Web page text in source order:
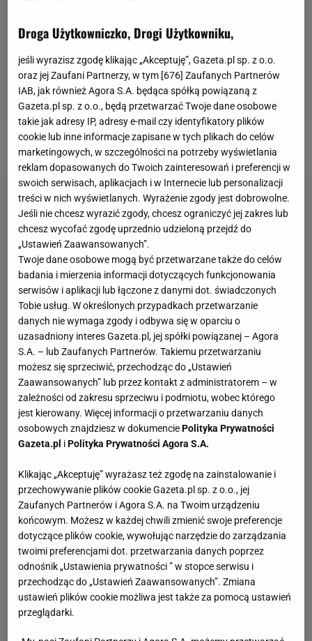
Czy Lech Poznań to kandydat na mistrza Polski?
Droga Użytkowniczko, Drogi Użytkowniku,
jeśli wyrazisz zgodę klikając „Akceptuję”, Gazeta.pl sp. z o.o.
oraz jej Zaufani Partnerzy, w tym [676] Zaufanych Partnerów
IAB, jak również Agora S.A. będąca spółką powiązaną z
Gazeta.pl sp. z o.o., będą przetwarzać Twoje dane osobowe
takie jak adresy IP, adresy e-mail czy identyfikatory plików
cookie lub inne informacje zapisane w tych plikach do celów
marketingowych, w szczególności na potrzeby wyświetlania
reklam dopasowanych do Twoich zainteresowań i preferencji w
swoich serwisach, aplikacjach i w Internecie lub personalizacji
treści w nich wyświetlanych. Wyrażenie zgody jest dobrowolne.
Jeśli nie chcesz wyrazić zgody, chcesz ograniczyć jej zakres lub
chcesz wycofać zgodę uprzednio udzieloną przejdź do
„Ustawień Zaawansowanych”.
Twoje dane osobowe mogą być przetwarzane także do celów
badania i mierzenia informacji dotyczących funkcjonowania
serwisów i aplikacji lub łączone z danymi dot. świadczonych
Tobie usług. W określonych przypadkach przetwarzanie
danych nie wymaga zgody i odbywa się w oparciu o
uzasadniony interes Gazeta.pl, jej spółki powiązanej – Agora
S.A. – lub Zaufanych Partnerów. Takiemu przetwarzaniu
możesz się sprzeciwić, przechodząc do „Ustawień
Zaawansowanych” lub przez kontakt z administratorem – w
zależności od zakresu sprzeciwu i podmiotu, wobec którego
jest kierowany. Więcej informacji o przetwarzaniu danych
osobowych znajdziesz w dokumenciePolityka Prywatności
Gazeta.pl iPolityka Prywatności Agora S.A.
Klikając „Akceptuję” wyrażasz też zgodę na zainstalowanie i
przechowywanie plików cookie Gazeta.pl sp. z o.o., jej
Zaufanych Partnerów i Agora S.A. na Twoim urządzeniu
końcowym. Możesz w każdej chwili zmienić swoje preferencje
dotyczące plików cookie, wywołując narzędzie do zarządzania
twoimi preferencjami dot. przetwarzania danych poprzez
odnośnik „Ustawienia prywatności ” w stopce serwisu i
przechodząc do „Ustawień Zaawansowanych”. Zmiana
ustawień plików cookie możliwa jest także za pomocą ustawień
przeglądarki.